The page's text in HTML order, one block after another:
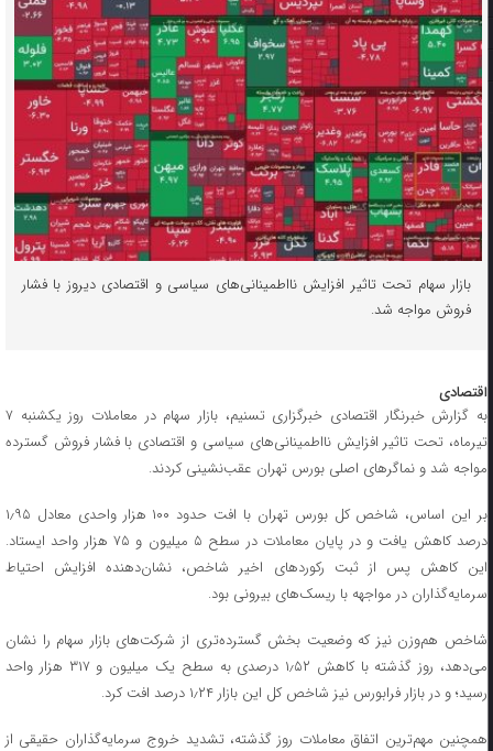
بازار سهام تحت تاثیر افزایش نااطمینانی‌های سیاسی و اقتصادی دیروز با فشار
فروش مواجه شد.
اقتصادی
به گزارش خبرنگار اقتصادی خبرگزاری تسنیم، بازار سهام در معاملات روز یکشنبه ۷
تیرماه، تحت تاثیر افزایش نااطمینانی‌های سیاسی و اقتصادی با فشار فروش گسترده
مواجه شد و نماگرهای اصلی بورس تهران عقب‌نشینی کردند.
بر این اساس، شاخص کل بورس تهران با افت حدود ۱۰۰ هزار واحدی معادل ۱٫۹۵
درصد کاهش یافت و در پایان معاملات در سطح ۵ میلیون و ۷۵ هزار واحد ایستاد.
این کاهش پس از ثبت رکوردهای اخیر شاخص، نشان‌دهنده افزایش احتیاط
سرمایه‌گذاران در مواجهه با ریسک‌های بیرونی بود.
شاخص هم‌وزن نیز که وضعیت بخش گسترده‌تری از شرکت‌های بازار سهام را نشان
می‌دهد، روز گذشته با کاهش ۱٫۵۲ درصدی به سطح یک میلیون و ۳۱۷ هزار واحد
رسید؛ و در بازار فرابورس نیز شاخص کل این بازار ۱٫۲۴ درصد افت کرد.
همچنین مهم‌ترین اتفاق معاملات روز گذشته، تشدید خروج سرمایه‌گذاران حقیقی از